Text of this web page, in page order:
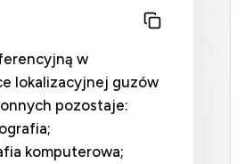
w
lokalizacyjnej guzów
pozostaje:
komputerowa;